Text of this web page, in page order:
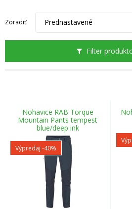
Filter
Zoradiť: Prednastavené
Nohavice RAB Torque
Mountain Pants tempest
blue/deep ink
Výpredaj -40%